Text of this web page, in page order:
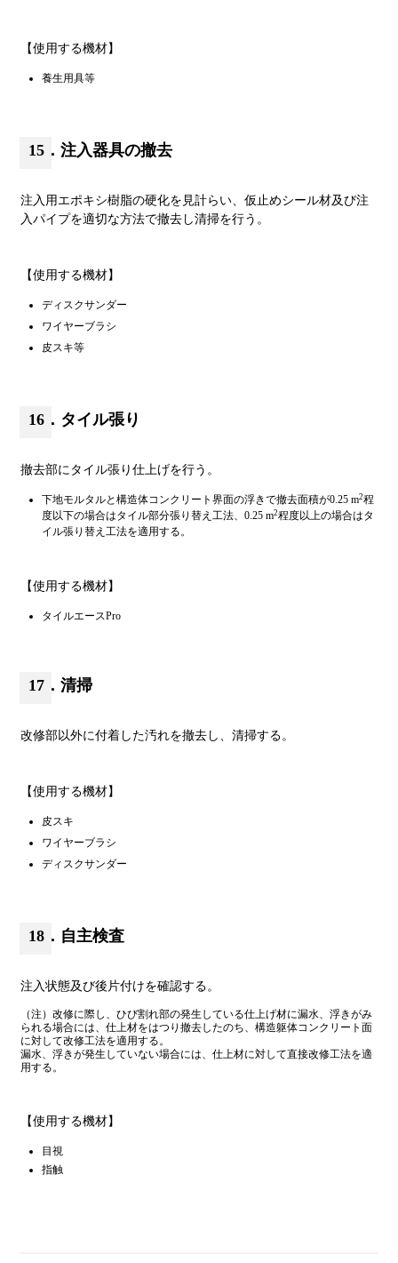
【使用する機材】
養生用具等
15．注入器具の撤去
注入用エポキシ樹脂の硬化を見計らい、仮止めシール材及び注
入パイプを適切な方法で撤去し清掃を行う。
【使用する機材】
ディスクサンダー
ワイヤーブラシ
皮スキ等
16．タイル張り
撤去部にタイル張り仕上げを行う。
下地モルタルと構造体コンクリート界面の浮きで撤去面積が0.25 m2程
度以下の場合はタイル部分張り替え工法、0.25 m2程度以上の場合はタ
イル張り替え工法を適用する。
【使用する機材】
タイルエースPro
17．清掃
改修部以外に付着した汚れを撤去し、清掃する。
【使用する機材】
皮スキ
ワイヤーブラシ
ディスクサンダー
18．自主検査
注入状態及び後片付けを確認する。
（注）改修に際し、ひび割れ部の発生している仕上げ材に漏水、浮きがみ
られる場合には、仕上材をはつり撤去したのち、構造躯体コンクリート面
に対して改修工法を適用する。
漏水、浮きが発生していない場合には、仕上材に対して直接改修工法を適
用する。
【使用する機材】
目視
指触